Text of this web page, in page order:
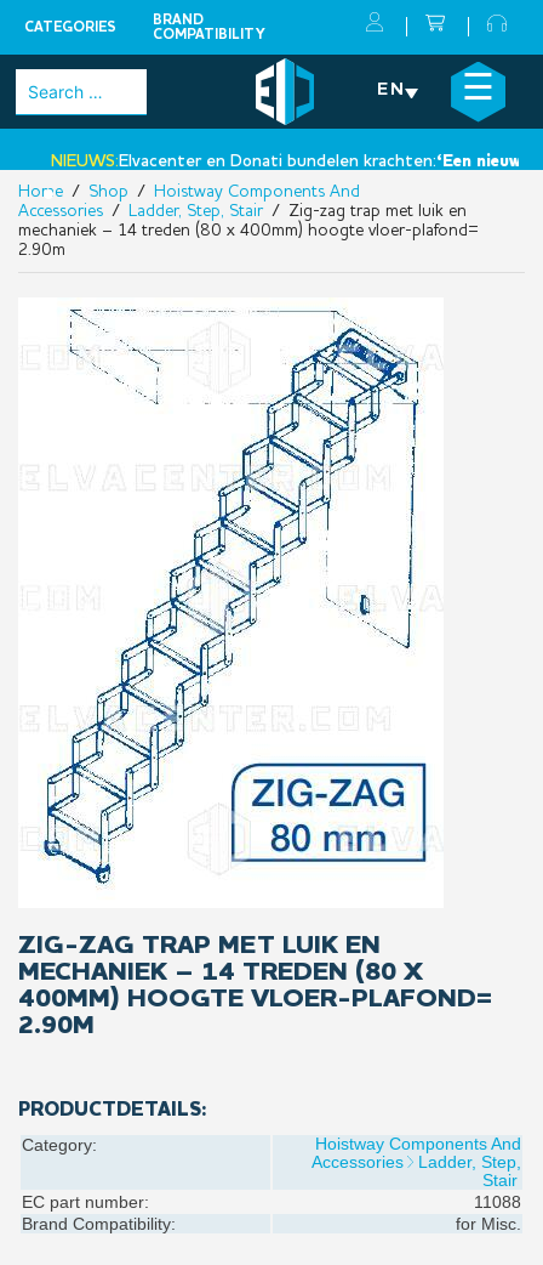
CATEGORIES
BRAND
COMPATIBILITY
Skip
Search
for:
EN ☰
NIEUWS:Elvacenter en Donati bundelen krachten:‘Een nieuwe
•
×
Home / Shop /
Hoistway Components And
Accessories / Ladder, Step, Stair/ Zig-zag trap met luik en
mechaniek – 14 treden (80 x 400mm) hoogte vloer-plafond=
2.90m
ZIG-ZAG TRAP MET LUIK EN
MECHANIEK – 14 TREDEN (80 X
400MM) HOOGTE VLOER-PLAFOND=
2.90M
PRODUCTDETAILS:
Category:
Hoistway Components And
Accessories
Ladder, Step,
Stair
EC part number:
11088
Brand Compatibility:
for Misc.